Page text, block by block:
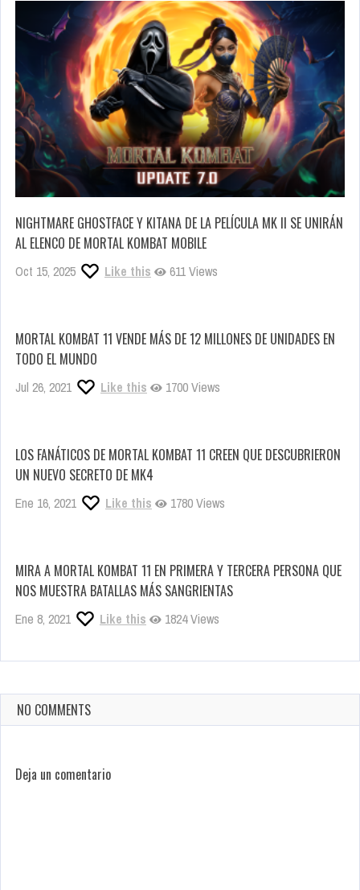
NIGHTMARE GHOSTFACE Y KITANA DE LA PELÍCULA MK II SE UNIRÁN
AL ELENCO DE MORTAL KOMBAT MOBILE
Oct 15, 2025 Like this 611 Views
MORTAL KOMBAT 11 VENDE MÁS DE 12 MILLONES DE UNIDADES EN
TODO EL MUNDO
Jul 26, 2021 Like this 1700 Views
LOS FANÁTICOS DE MORTAL KOMBAT 11 CREEN QUE DESCUBRIERON
UN NUEVO SECRETO DE MK4
Ene 16, 2021 Like this 1780 Views
MIRA A MORTAL KOMBAT 11 EN PRIMERA Y TERCERA PERSONA QUE
NOS MUESTRA BATALLAS MÁS SANGRIENTAS
Ene 8, 2021 Like this 1824 Views
NO COMMENTS
Deja un comentario